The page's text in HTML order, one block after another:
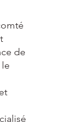
de